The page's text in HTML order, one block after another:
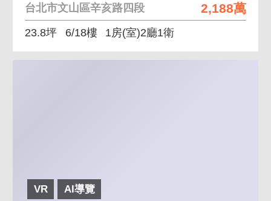
2,188萬
台北市文山區辛亥路四段
23.8坪 6/18樓 1房(室)2廳1衛
VR AI導覽